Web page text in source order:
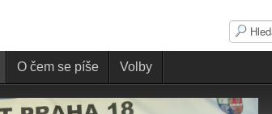
O čem se píše Volby